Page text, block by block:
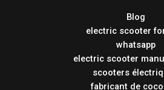
Blog
electric scooter
whatsapp
electric scooter
scooters
fabricant de